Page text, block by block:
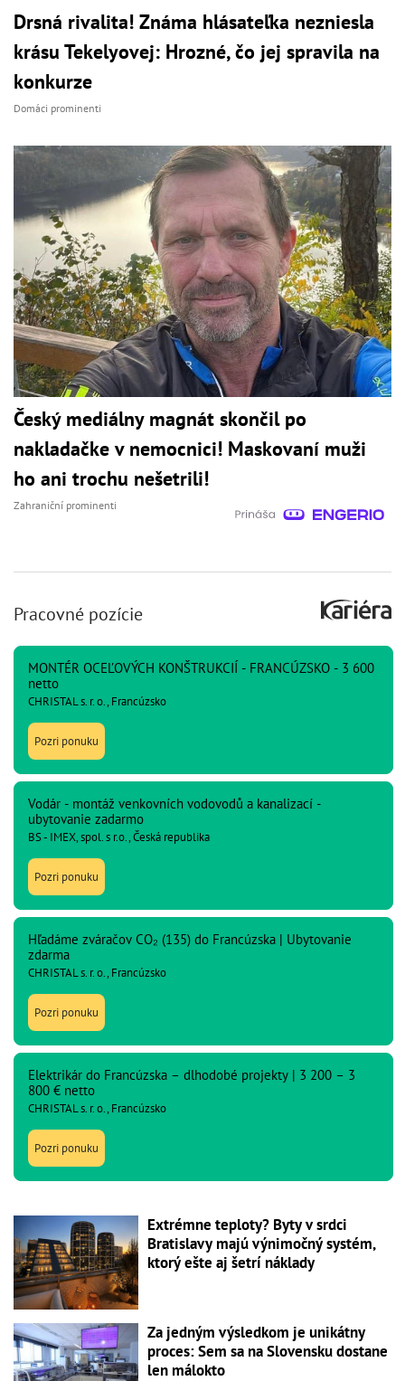
Drsná rivalita! Známa hlásateľka nezniesla
krásu Tekelyovej: Hrozné, čo jej spravila na
konkurze
Domáci prominenti
Český mediálny magnát skončil po
nakladačke v nemocnici! Maskovaní muži
ho ani trochu nešetrili!
Zahraniční prominenti
Pracovné pozície
MONTÉR OCEĽOVÝCH KONŠTRUKCIÍ - FRANCÚZSKO - 3 600
netto
CHRISTAL s. r. o., Francúzsko
Pozri ponuku
Vodár - montáž venkovních vodovodů a kanalizací -
ubytovanie zadarmo
BS - IMEX, spol. s r.o., Česká republika
Pozri ponuku
Hľadáme zváračov CO₂ (135) do Francúzska | Ubytovanie
zdarma
CHRISTAL s. r. o., Francúzsko
Pozri ponuku
Elektrikár do Francúzska – dlhodobé projekty | 3 200 – 3
800 € netto
CHRISTAL s. r. o., Francúzsko
Pozri ponuku
Extrémne teploty? Byty v srdci
Bratislavy majú výnimočný systém,
ktorý ešte aj šetrí náklady
Za jedným výsledkom je unikátny
proces: Sem sa na Slovensku dostane
len málokto